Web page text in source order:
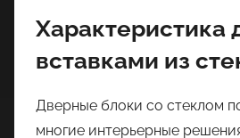
Характеристика
вставками из
Дверные блоки со стеклом
многие интерьерные